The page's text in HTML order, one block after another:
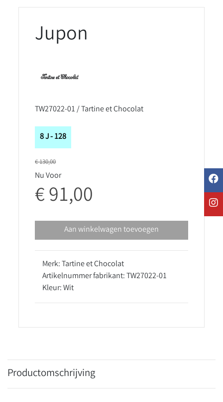
Jupon
TW27022-01 / Tartine et Chocolat
8 J - 128
€ 130,00
Nu Voor
€ 91,00
Aan winkelwagen toevoegen
Merk: Tartine et Chocolat
Artikelnummer fabrikant: TW27022-01
Kleur: Wit
Productomschrijving